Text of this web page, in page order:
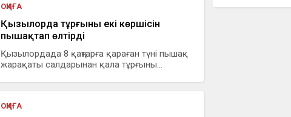
ОҚИҒА
Қызылорда тұрғыны екі көршісін
пышақтап өлтірді
Қызылордада 8 қаңтарға қараған түні пышақ
жарақаты салдарынан қала тұрғыны...
ОҚИҒА